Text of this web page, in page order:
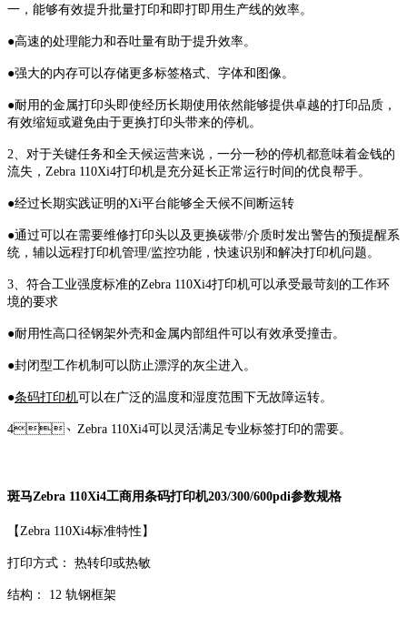
一，能够有效提升批量打印和即打即用生产线的效率。
●高速的处理能力和吞吐量有助于提升效率。
●强大的内存可以存储更多标签格式、字体和图像。
●耐用的金属打印头即使经历长期使用依然能够提供卓越的打印品质，
有效缩短或避免由于更换打印头带来的停机。
2、对于关键任务和全天候运营来说，一分一秒的停机都意味着金钱的
流失，Zebra 110Xi4打印机是充分延长正常运行时间的优良帮手。
●经过长期实践证明的Xi平台能够全天候不间断运转
●通过可以在需要维修打印头以及更换碳带/介质时发出警告的预提醒系
统，辅以远程打印机管理/监控功能，快速识别和解决打印机问题。
3、符合工业强度标准的Zebra 110Xi4打印机可以承受最苛刻的工作环
境的要求
●耐用性高口径钢架外壳和金属内部组件可以有效承受撞击。
●封闭型工作机制可以防止漂浮的灰尘进入。
●条码打印机可以在广泛的温度和湿度范围下无故障运转。
4、Zebra 110Xi4可以灵活满足专业标签打印的需要。
斑马Zebra 110Xi4工商用条码打印机203/300/600pdi参数规格
【Zebra 110Xi4标准特性】
打印方式： 热转印或热敏
结构： 12 轨钢框架